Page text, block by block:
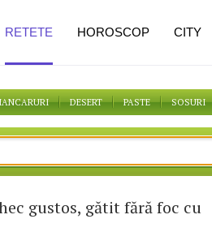
DESERT PASTE SOSURI
gustos, gătit fără foc cu
RETETE HOROSCOP CITY